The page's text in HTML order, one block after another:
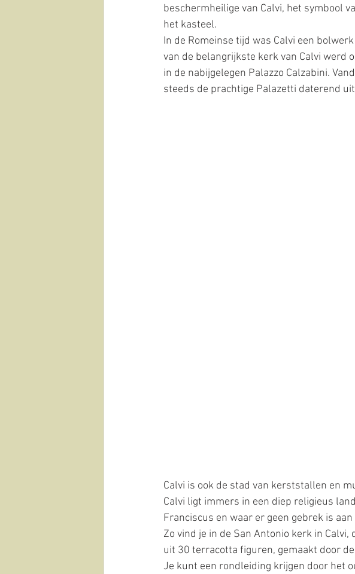
beschermheilige van Calvi, het symbool
het kasteel.
In de Romeinse tijd was Calvi een
van de belangrijkste kerk van Calvi werd
in de nabijgelegen Palazzo Calzabini.
steeds de prachtige Palazetti daterend
Calvi is ook de stad van kerststallen en
Calvi ligt immers in een diep religieus
Franciscus en waar er geen gebrek is
Zo vind je in de San Antonio kerk in
uit 30 terracotta figuren, gemaakt door
Je kunt een rondleiding krijgen door het